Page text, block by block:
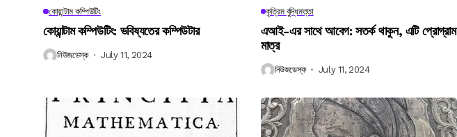
কোয়ান্টাম কম্পিউটিং
কোয়ান্টাম কম্পিউটিং: ভবিষ্যতের কম্পিউটার
নিউজডেস্ক July 11, 2024
কৃত্রিম বুদ্ধিমত্তা
এআই-এর সাথে আবেগ: সতর্ক থাকুন, এটি প্রোগ্রাম
মাত্র
নিউজডেস্ক July 11, 2024